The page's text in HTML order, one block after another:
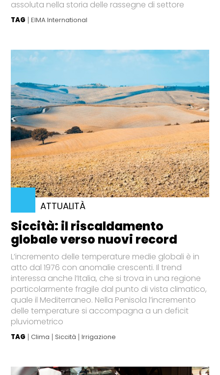
assoluta nella storia delle rassegne di settore
TAG EIMA International
ATTUALITÀ
Siccità: il riscaldamento
globale verso nuovi record
L’incremento delle temperature medie globali è in
atto dal 1976 con anomalie crescenti. Il trend
interessa anche l’Italia, che si trova in una regione
particolarmente fragile dal punto di vista climatico,
quale il Mediterraneo. Nella Penisola l’incremento
delle temperature si accompagna a un deficit
pluviometrico
TAG Clima Siccità Irrigazione